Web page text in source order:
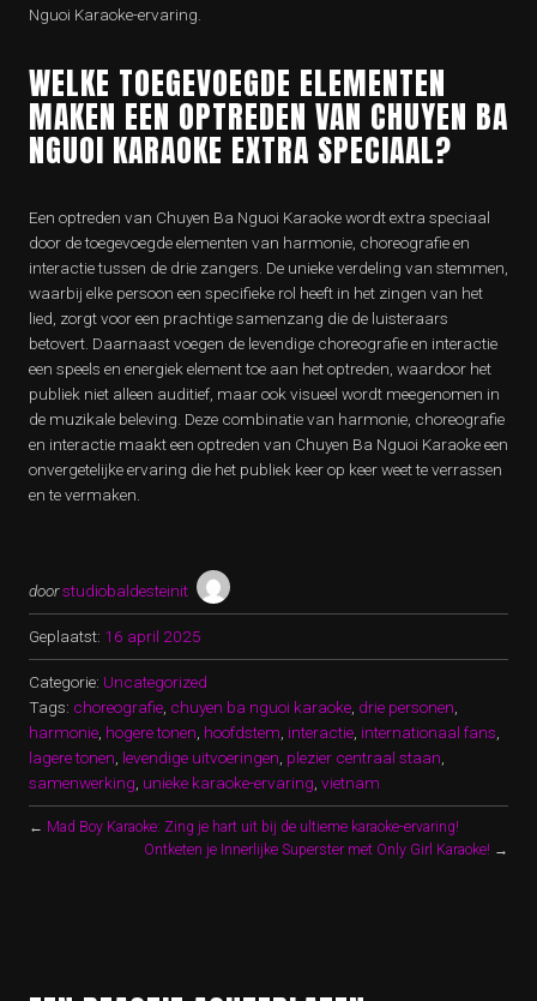
Nguoi Karaoke-ervaring.
WELKE TOEGEVOEGDE ELEMENTEN
MAKEN EEN OPTREDEN VAN CHUYEN BA
NGUOI KARAOKE EXTRA SPECIAAL?
Een optreden van Chuyen Ba Nguoi Karaoke wordt extra speciaal
door de toegevoegde elementen van harmonie, choreografie en
interactie tussen de drie zangers. De unieke verdeling van stemmen,
waarbij elke persoon een specifieke rol heeft in het zingen van het
lied, zorgt voor een prachtige samenzang die de luisteraars
betovert. Daarnaast voegen de levendige choreografie en interactie
een speels en energiek element toe aan het optreden, waardoor het
publiek niet alleen auditief, maar ook visueel wordt meegenomen in
de muzikale beleving. Deze combinatie van harmonie, choreografie
en interactie maakt een optreden van Chuyen Ba Nguoi Karaoke een
onvergetelijke ervaring die het publiek keer op keer weet te verrassen
en te vermaken.
doorstudiobaldesteinit
Geplaatst: 16 april 2025
Categorie: Uncategorized
Tags: choreografie chuyen ba nguoi karaoke drie personen
harmonie hogere tonen hoofdstem interactie internationaal fans
lagere tonen levendige uitvoeringen plezier centraal staan
samenwerking unieke karaoke-ervaring vietnam
← Mad Boy Karaoke: Zing je hart uit bij de ultieme karaoke-ervaring!
Ontketen je Innerlijke Superster met Only Girl Karaoke! →